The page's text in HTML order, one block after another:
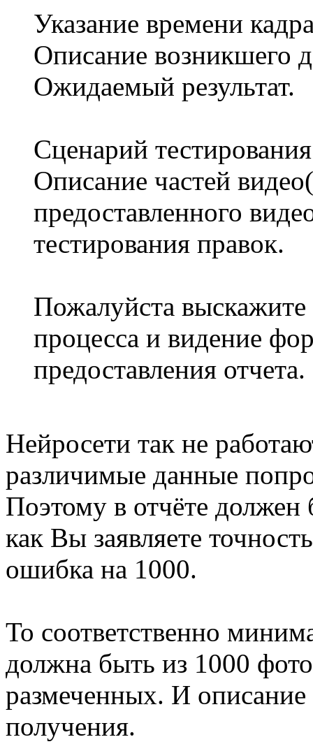
Указание времени
Описание возникшего
Ожидаемый результат.
Сценарий
Описание частей
предоставленного
тестирования правок.
Пожалуйста выскажите
процесса и видение
предоставления отчета.
Нейросети так не
различимые данные
Поэтому в отчёте
как Вы заявляете
ошибка на 1000.
То соответственно
должна быть из 1000
размеченных. И описание
получения.